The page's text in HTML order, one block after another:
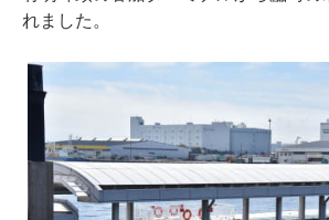
れました。